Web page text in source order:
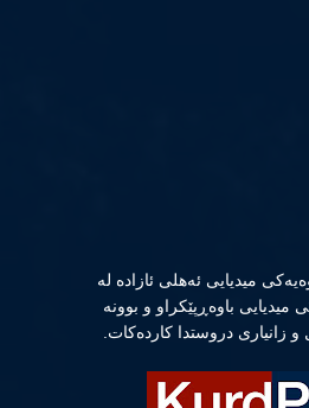
میدیایی ئەهلی ئازادە لە
میدیایی باوەڕپێكراو و بوونە
زانیاری دروستدا كاردەكات.